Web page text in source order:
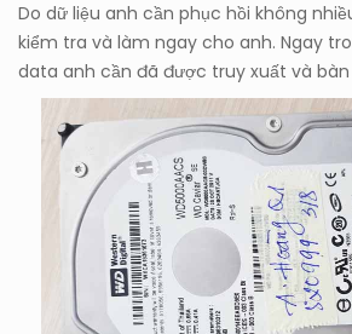
Do dữ liệu anh cần phục hồi không
kiểm tra và làm ngay cho anh. Ngay
data anh cần đã được truy xuất và bàn